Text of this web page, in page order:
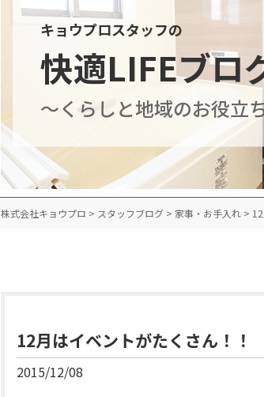
キョウプロスタッフの
快適LIFEブロ
～くらしと地域のお役立
株式会社キョウプロ > スタッフブログ > 家事・お手入れ >
12月はイベントがたくさん！！
2015/12/08